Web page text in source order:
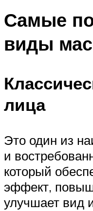
Самые
виды
лица
Это один из
и
который
эффект,
улучшает вид